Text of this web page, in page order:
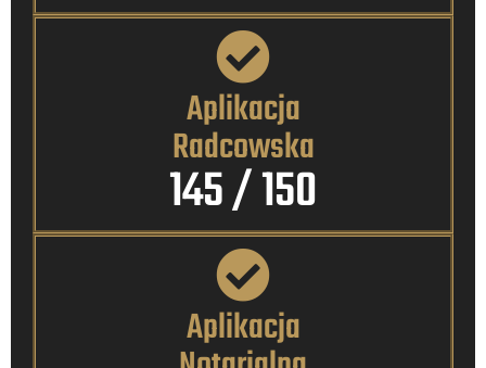
Aplikacja
Radcowska
145 / 150
Aplikacja